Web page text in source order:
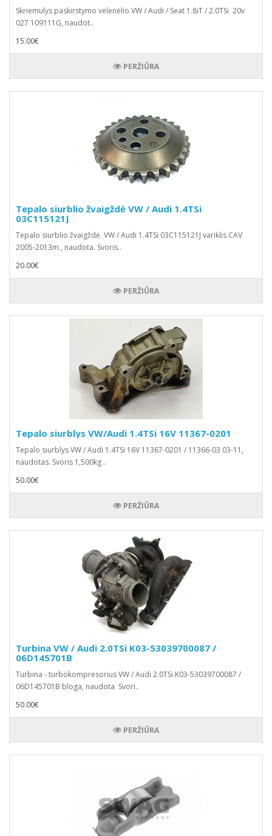
Skriemulys paskirstymo velenėlio VW / Audi / Seat 1.8iT / 2.0TSi 20v
027 109111G, naudot..
15.00€
PERŽIŪRA
Tepalo siurblio žvaigždė VW / Audi 1.4TSi
03C115121J
Tepalo siurblio žvaigždė VW / Audi 1.4TSi 03C115121J variklis CAV
2005-2013m., naudota. Svoris..
20.00€
PERŽIŪRA
Tepalo siurblys VW/Audi 1.4TSi 16V 11367-0201
Tepalo siurblys VW / Audi 1.4TSi 16V 11367-0201 / 11366-03 03-11,
naudotas. Svoris 1,500kg ..
50.00€
PERŽIŪRA
Turbina VW / Audi 2.0TSi K03-53039700087 /
06D145701B
Turbina - turbokompresorius VW / Audi 2.0TSi K03-53039700087 /
06D145701B bloga, naudota Svori..
50.00€
PERŽIŪRA